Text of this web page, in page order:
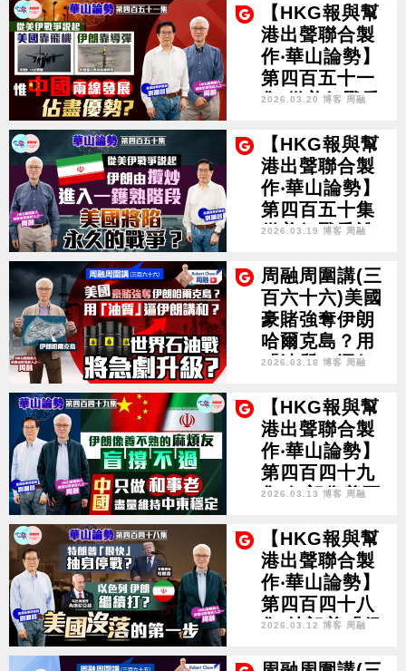
去——即爆！
【HKG報與幫
港出聲聯合製
作‧華山論勢】
第四百五十一
集 從美伊戰爭
機 伊朗靠導彈
惟中國兩線發
展佔盡優勢？
2026.03.20 博客 周融
【HKG報與幫
港出聲聯合製
作‧華山論勢】
第四百五十集
從美伊戰爭說
進入一鑊熟階
段 美國將陷永
久的戰爭？
2026.03.19 博客 周融
周融周圍講(三
百六十六)美國
豪賭強奪伊朗
哈爾克島？用
「油質」逼伊
石油戰將急劇
升級？
2026.03.18 博客 周融
【HKG報與幫
港出聲聯合製
作‧華山論勢】
第四百四十九
集 伊朗像養不
撐不過 中國只
做和事老 盡量
維持中東穩定
2026.03.13 博客 周融
【HKG報與幫
港出聲聯合製
作‧華山論勢】
第四百四十八
集 特朗普「很
2026.03.12 博客 周融